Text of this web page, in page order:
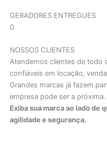
GERADORES ENTREGUES
0
NOSSOS CLIENTES
Atendemos clientes de todo
confiáveis em locação,
Grandes marcas já fazem
empresa pode ser a próxima.
Exiba sua marca ao lado de
agilidade e segurança.